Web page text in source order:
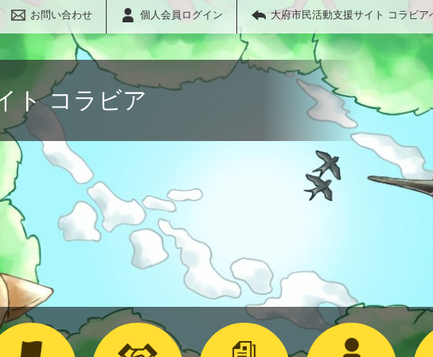
お問い合わせ 個人会員ログイン 大府市民活動支援サイト コラビア
ト コラビア